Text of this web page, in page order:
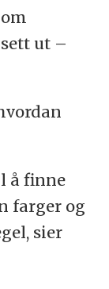
ut –
å finne
farger og
sier